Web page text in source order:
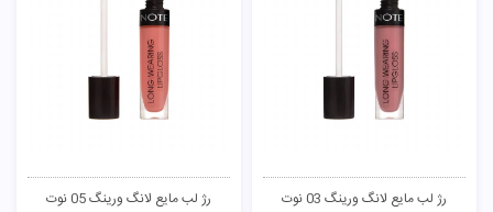
رژ لب مایع لانگ ورینگ 03 نوت رژ لب مایع لانگ ورینگ 05 نوت